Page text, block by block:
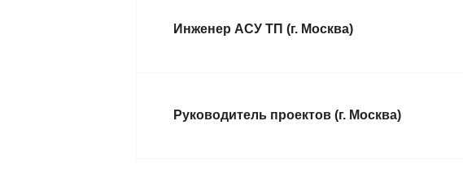
Инженер АСУ ТП (г. Москва)
Руководитель проектов (г. Москва)